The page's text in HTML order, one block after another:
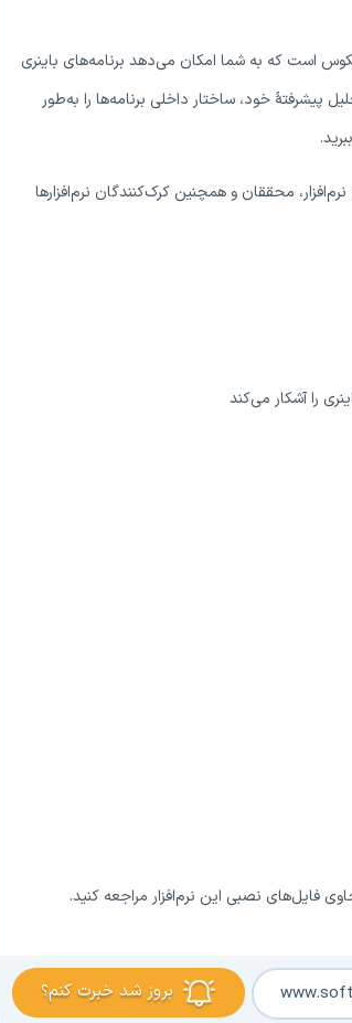
است که به شما امکان می‌دهد برنامه‌های باینری
پیشرفتهٔ خود، ساختار داخلی برنامه‌ها را به‌طور
محققان و همچنین کرک‌کنندگان نرم‌افزارها
را آشکار می‌کند
فایل‌های نصبی این نرم‌افزار مراجعه کنید.
بروز شد خبرت کنم؟